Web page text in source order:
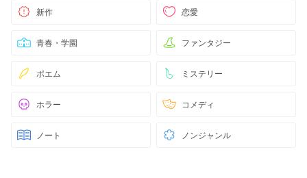
新作 恋愛
青春・学園 ファンタジー
ポエム ミステリー
ホラー コメディ
ノート ノンジャンル